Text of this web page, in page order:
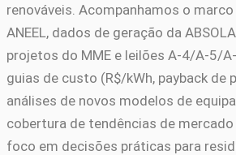
renováveis. Acompanhamos o
ANEEL, dados de geração da
projetos do MME e leilões A-4/A-5/
guias de custo (R$/kWh, payback de
análises de novos modelos de
cobertura de tendências de
foco em decisões práticas para